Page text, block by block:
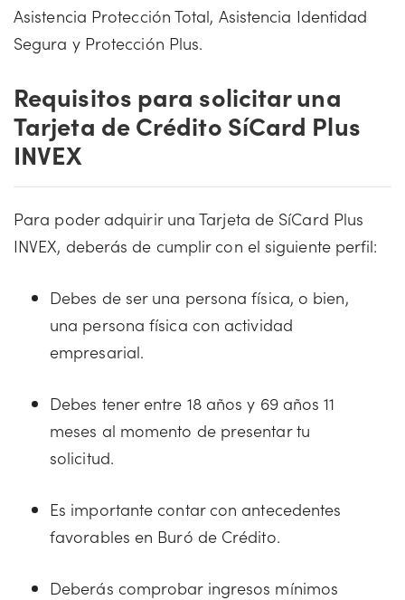
Asistencia Protección Total, Asistencia Identidad
Segura y Protección Plus.
Requisitos para solicitar una
Tarjeta de Crédito SíCard Plus
INVEX
Para poder adquirir una Tarjeta de SíCard Plus
INVEX, deberás de cumplir con el siguiente perfil:
Debes de ser una persona física, o bien,
una persona física con actividad
empresarial.
Debes tener entre 18 años y 69 años 11
meses al momento de presentar tu
solicitud.
Es importante contar con antecedentes
favorables en Buró de Crédito.
Deberás comprobar ingresos mínimos